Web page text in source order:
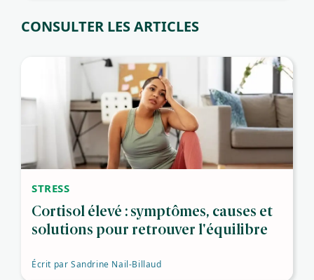
CONSULTER LES ARTICLES
STRESS
Cortisol élevé : symptômes, causes et
solutions pour retrouver l'équilibre
Écrit par Sandrine Nail-Billaud